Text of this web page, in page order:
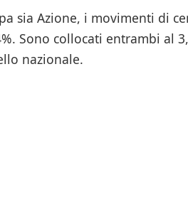
sia Azione, i movimenti di
Sono collocati entrambi al
nazionale.